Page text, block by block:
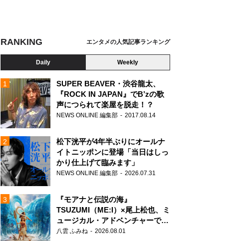
RANKING エンタメの人気記事ランキング
Daily Weekly
SUPER BEAVER・渋谷龍太、
『ROCK IN JAPAN』でB’zの歌
声につられて楽屋を脱走！？
NEWS ONLINE 編集部 2017.08.14
松下洸平が4年半ぶりにオールナ
イトニッポンに登場「当日はしっ
かり仕上げて臨みます」
NEWS ONLINE 編集部 2026.07.31
『モアナと伝説の海』
TSUZUMI（ME:I）×尾上松也、ミ
ュージカル・アドベンチャーで美
声を響かせる
八雲 ふみね 2026.08.01